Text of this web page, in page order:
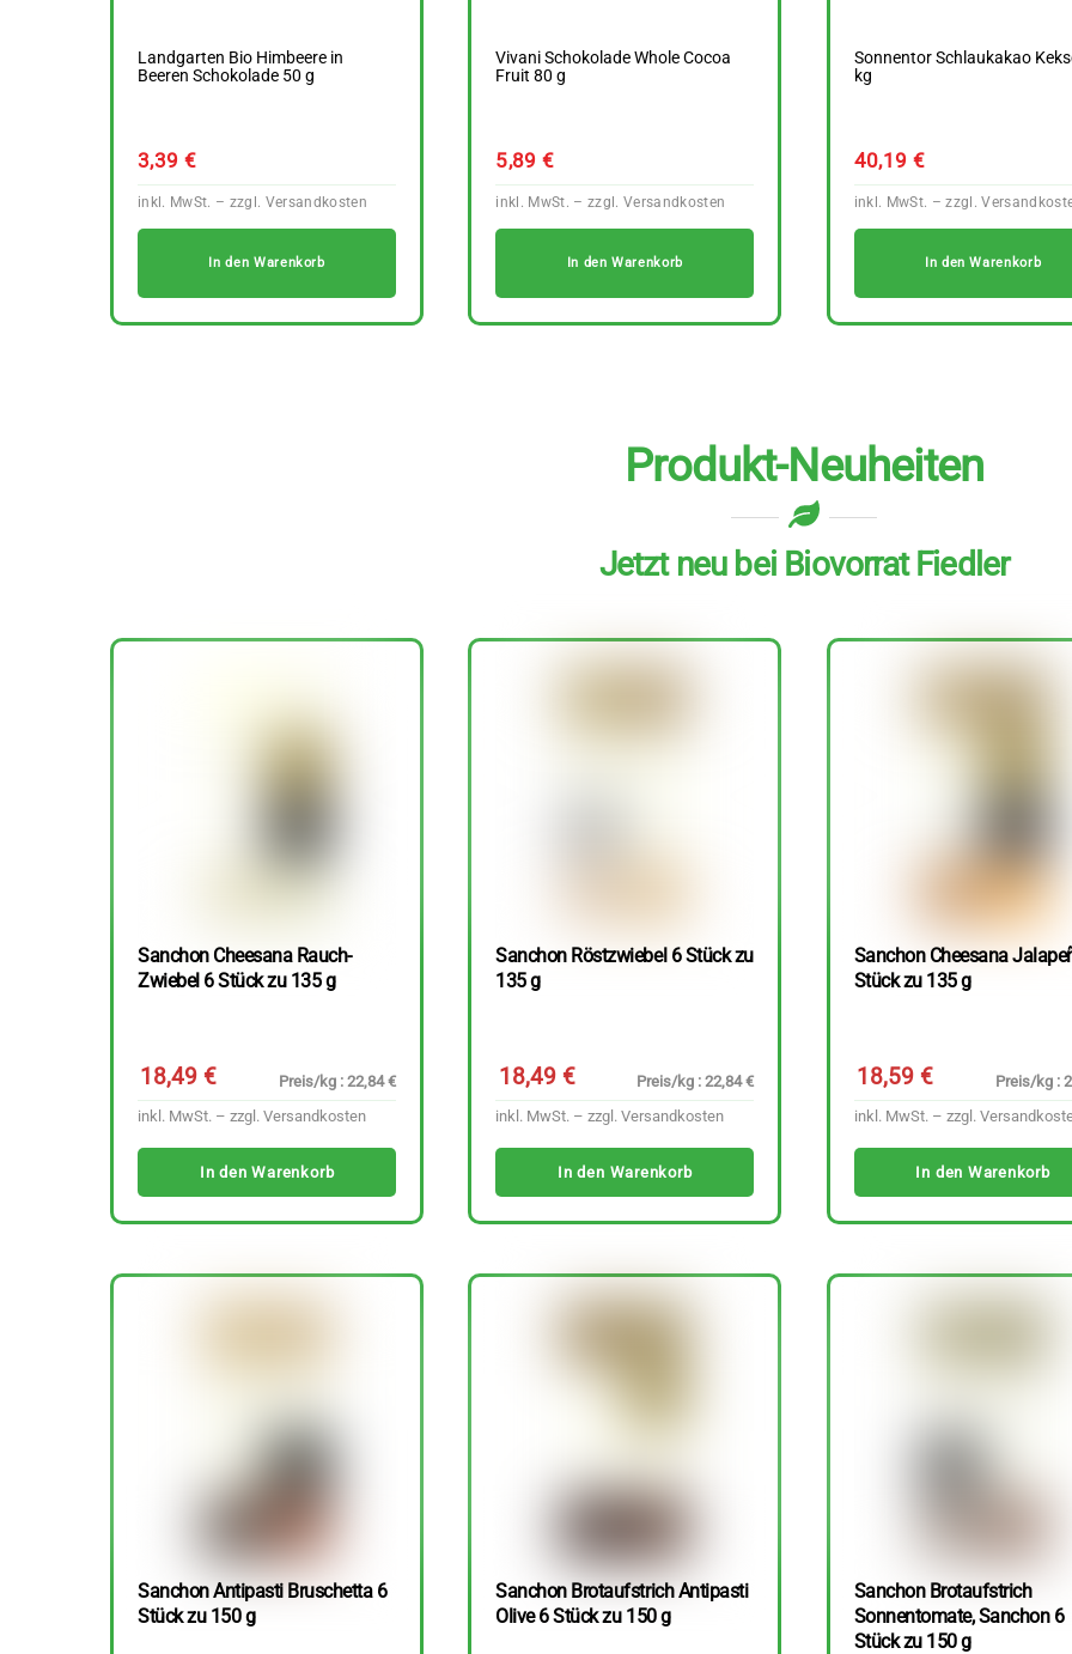
Landgarten Bio Himbeere in
Beeren Schokolade 50 g
3,39 €
In den Warenkorb
Vivani Schokolade Whole Cocoa
Fruit 80 g
5,89 €
In den Warenkorb
Sonnentor Schlaukakao
kg
40,19 €
In den Warenkorb
Produkt-Neuheiten
Jetzt neu bei Biovorrat Fiedler
Sanchon Cheesana Rauch-
Zwiebel 6 Stück zu 135 g
18,49€
Preis/kg : 22,84 €
inkl. MwSt. – zzgl. Versandkosten
In den Warenkorb
Sanchon Röstzwiebel 6 Stück zu
135 g
18,49 €
Preis/kg : 22,84 €
inkl. MwSt. – zzgl.Versandkosten
In den Warenkorb
Sanchon Cheesana
Stück zu 135 g
18,59 €
Preis/kg :
inkl. MwSt. – zzgl.
In den Warenkorb
Sanchon Antipasti Bruschetta 6
Stück zu 150 g
Sanchon Brotaufstrich Antipasti
Olive 6 Stück zu 150 g
Sanchon Brotaufstrich
Sonnentomate, Sanchon 6
Stück zu 150 g